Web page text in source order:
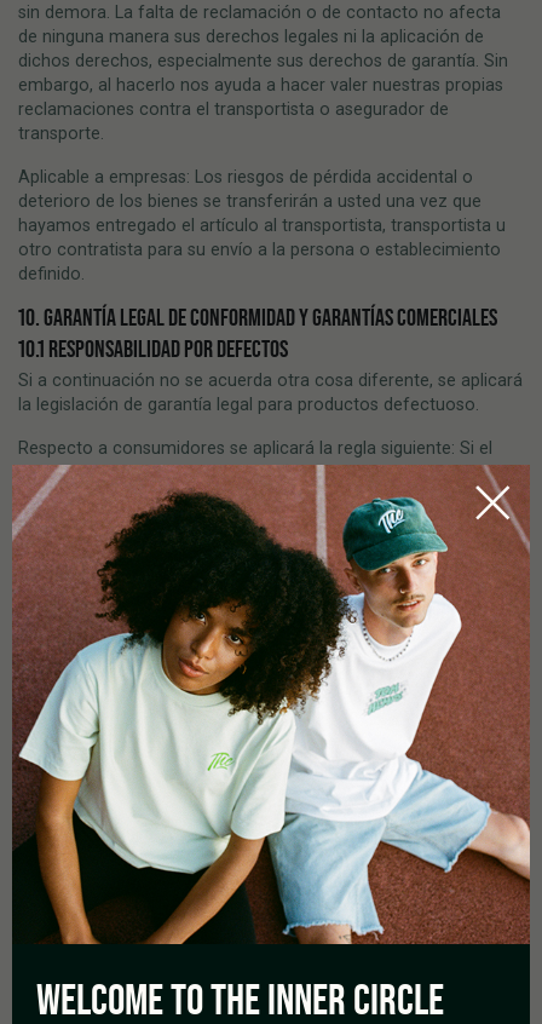
sin demora. La falta de reclamación o de contacto no afecta
de ninguna manera sus derechos legales ni la aplicación de
dichos derechos, especialmente sus derechos de garantía. Sin
embargo, al hacerlo nos ayuda a hacer valer nuestras propias
reclamaciones contra el transportista o asegurador de
transporte.
Aplicable a empresas: Los riesgos de pérdida accidental o
deterioro de los bienes se transferirán a usted una vez que
hayamos entregado el artículo al transportista, transportista u
otro contratista para su envío a la persona o establecimiento
definido.
10. GARANTÍA LEGAL DE CONFORMIDAD Y GARANTÍAS COMERCIALES
10.1 RESPONSABILIDAD POR DEFECTOS
Si a continuación no se acuerda otra cosa diferente, se aplicará
la legislación de garantía legal para productos defectuoso.
Respecto a consumidores se aplicará la regla siguiente: Si el
cliente recibe mercancías con daños evidentes originados
durante el transporte, deberá el cliente reclamarlos sin demora
al transportista y avisarnos inmediatamente. Si el cliente se
abstiene de reclamar o de avisar acerca del daño del modo
arriba indicado, dicha omisión no tendrá ningún efecto sobre
sus derechos jurídicos ni su facultad para hacer valer dichos
derechos, de manera que esto no tendrá consecuencias
concretamente en lo relativo a sus derechos de garantía sobre
la mercancía. Sin embargo, denunciando cualquier posible daño
debido al transporte, el cliente nos ayudará a hacer valer
nuestros propios derechos contra el transportista o la empresa
aseguradora del transporte.
Las siguientes limitaciones y restricciones de plazos no serán
de aplicación a las reclamaciones por daños causados por
nosotros o nuestros representantes legales o agentes:
* en caso de daños contra la vida, la integridad física o la salud
* en caso de incumplimiento de obligaciones con
premeditación o negligencia grave, o dolo
* en caso de incumplido obligaciones contractuales
correcta ejecución del contrato y normalmente cabe confiar en
que se cumplan (obligaciones cardinales)
WELCOME TO THEINNER CIRCLE